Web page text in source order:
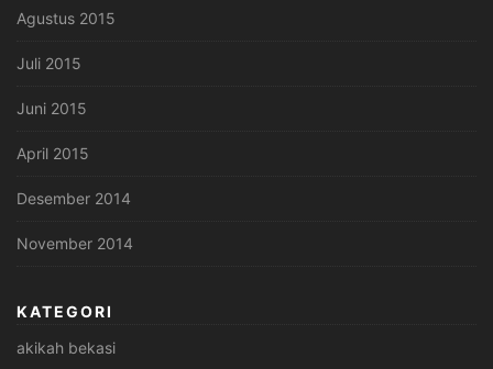
Agustus 2015
Juli 2015
Juni 2015
April 2015
Desember 2014
November 2014
KATEGORI
akikah bekasi